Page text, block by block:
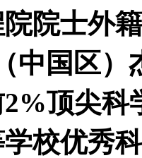
院士外籍
（中国区
2%顶尖科
校优秀